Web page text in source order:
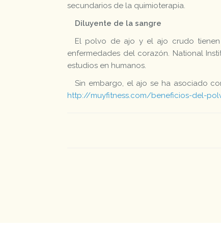
secundarios de la quimioterapia.
Diluyente de la sangre
El polvo de ajo y el ajo crudo
enfermedades del corazón. National
estudios en humanos.
Sin embargo, el ajo se ha asociado
http://muyfitness.com/beneficios-del-